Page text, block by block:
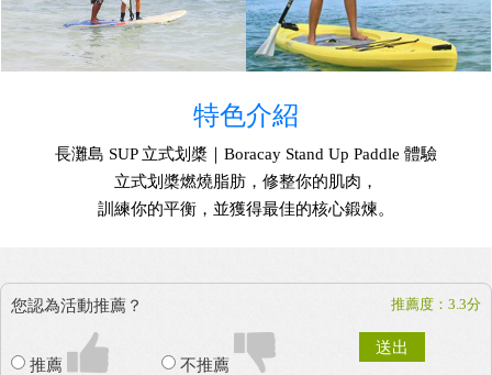
特色介紹
長灘島 SUP 立式划槳｜Boracay Stand Up Paddle 體驗
立式划槳燃燒脂肪，修整你的肌肉，
訓練你的平衡，並獲得最佳的核心鍛煉。
您認為活動推薦？ 推薦度：3.3分
推薦 不推薦
送出